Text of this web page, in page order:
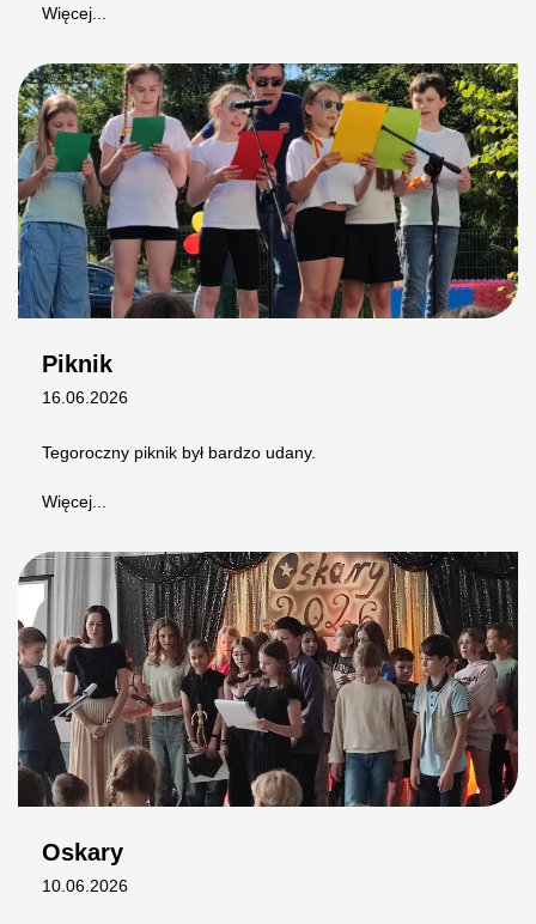
Więcej...
Piknik
16.06.2026
Tegoroczny piknik był bardzo udany.
Więcej...
Oskary
10.06.2026